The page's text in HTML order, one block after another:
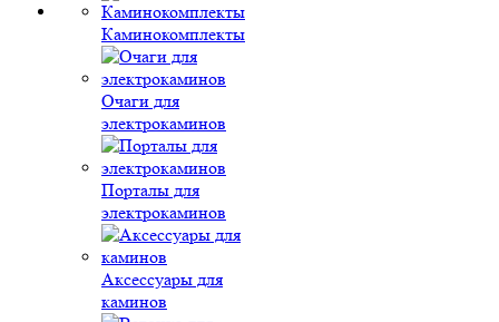
Каминокомплекты
Очаги для
электрокаминов
Порталы для
электрокаминов
Аксессуары для
каминов